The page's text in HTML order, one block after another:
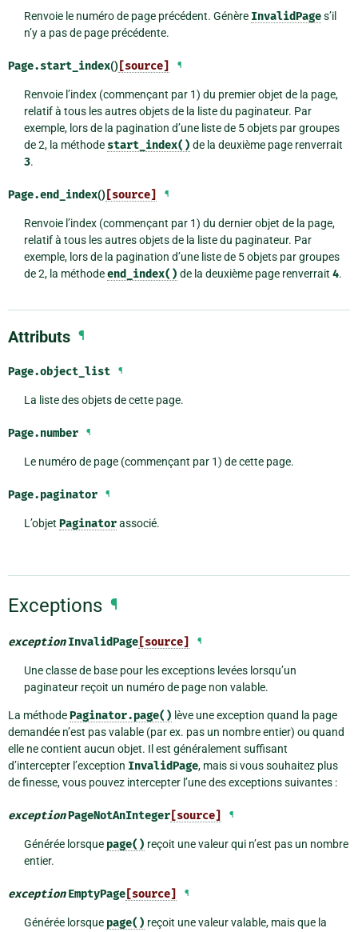
Renvoie le numéro de page précédent. Génère InvalidPages’il
n’y a pas de page précédente.
Page.start_index() [source] ¶
Renvoie l’index (commençant par 1) du premier objet de la page,
relatif à tous les autres objets de la liste du paginateur. Par
exemple, lors de la pagination d’une liste de 5 objets par groupes
de 2, la méthode start_index() de la deuxième page renverrait
3.
Page.end_index() [source] ¶
Renvoie l’index (commençant par 1) du dernier objet de la page,
relatif à tous les autres objets de la liste du paginateur. Par
exemple, lors de la pagination d’une liste de 5 objets par groupes
de 2, la méthodeend_index() de la deuxième page renverrait 4.
Attributs ¶
Page.object_list ¶
La liste des objets de cette page.
Page.number ¶
Le numéro de page (commençant par 1) de cette page.
Page.paginator ¶
L’objet Paginatorassocié.
Exceptions ¶
exception InvalidPage [source] ¶
Une classe de base pour les exceptions levées lorsqu’un
paginateur reçoit un numéro de page non valable.
La méthodePaginator.page() lève une exception quand la page
demandée n’est pas valable (par ex. pas un nombre entier) ou quand
elle ne contient aucun objet. Il est généralement suffisant
d’intercepter l’exception InvalidPage, mais si vous souhaitez plus
de finesse, vous pouvez intercepter l’une des exceptions suivantes :
exceptionPageNotAnInteger [source] ¶
Générée lorsque page() reçoit une valeur qui n’est pas un nombre
entier.
exception EmptyPage [source] ¶
Générée lorsque page() reçoit une valeur valable, mais que la